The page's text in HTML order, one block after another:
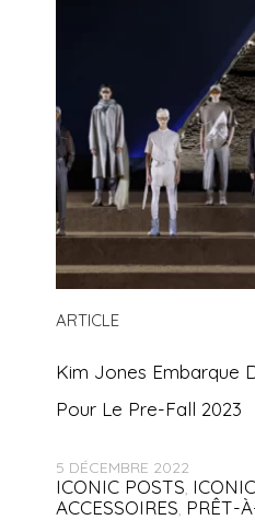
ARTICLE
Kim Jones Embarque
Pour Le Pre-Fall 2023
5 DÉCEMBRE 2022
ICONIC POSTS,
ACCESSOIRES, PRÊT-